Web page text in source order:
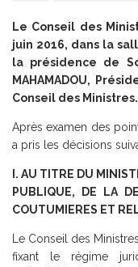
Le Conseil des
juin 2016, dans la
la présidence de
MAHAMADOU,
Conseil des Ministres.
Après examen des
a pris les décisions
I. AU TITRE DU
PUBLIQUE, DE LA
COUTUMIERES ET
Le Conseil des
fixant le régime